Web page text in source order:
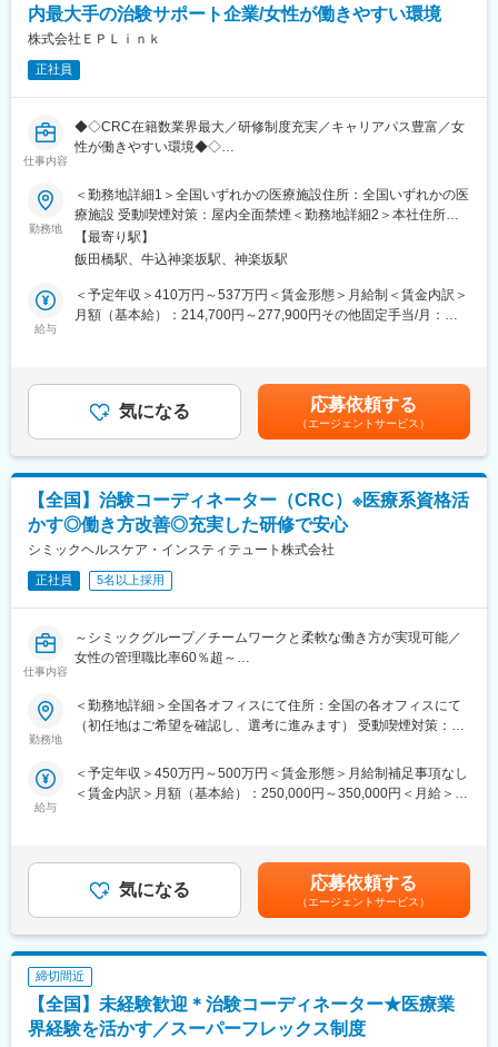
■キャリアステップ：
CRCとして幅広い経験を積むことや、スペシャリストとして特定
の疾患領域の専門的な経験を積んでいくことも可能です。
変更の範囲：会社の定める業務
■スキルアップにも最適（豊富なパイプライン）：
チームで複数の治験を実施していきますので、幅広い疾患領域を
担当することができます。
オンコロジーはもちろん、希少疾患など幅広い領域を受託してお
ります。
今後海外とも連携しながら更なる治験獲得を目指しておりますの
で、将来性・安定感についても安心です。
＜安心の働きやすさ＞
フレックスタイム制も取り入れ、柔軟に働き方をアレンジ可能。
残業時間も月10時間程度、産休育休の取得実績も多数あり、育児
手当もございます。
＜充実のフォロー、研修体制＞
手厚いフォロー体制があります。
＜キャリアステップ＞
CRCとして幅広い経験を積むことや、スペシャリストとして特定
の疾患領域の専門的な経験を積んでいくことも可能です。
また、グループの垣根を超えCRCからSMAやCRAへのキャリアチ
ェンジ、事業の枠をこえ新たなキャリアにチャレンジされている
方もいらっしゃいます。
変更の範囲：会社の定める業務
内最大手の治験サポート企業/女性が働きやすい環境
株式会社ＥＰＬｉｎｋ
正社員
仕事内容
◆◇CRC在籍数業界最大／研修制度充実／キャリアパス豊富／女
性が働きやすい環境◆◇
て就業頂きます！
■担当業務：治験が行われている医療機関で医師の指示のもと医学
的判断や医療行為を伴わない治験業務を支援をします。
・治験に参加する患者（被験者）さんに対する試験内容の補助説
・被験者のスケジュール管理
・症例報告書の作成支援など
■国内最大手の治験サポート企業：イーピーエスグループに属し、
SMO」として第一選択肢に指名されており、業界内での信頼があ
ります。日本の三大疾病の筆頭として治験薬や治療法が開発され
るがん分野においては、治験実施には高度な専門知識が求められ
るため、専門教育をうけたCRCを育成しており、難易度が高い試
験にも対応できるサポート体制を敷いています。
■教育研修制度充実：集合研修、外部研修、OJT はもちろん、がん
や精神疾患など領域別の研修やeラーニングも導入し、充実した体
制を整えています。また認定CRCの資格取得も奨励しており、有
資格者はCRCの半数に達しています。
■フレキシブルに働きやすい環境が整っています
・全国約6,900施設のネットワークを持つため、ご自宅近くや家族
・スーパーフレックス制度があり、ワークライフバランスの実現
を支援しています。／リフレッシュ休暇（8月1日に5日間付与）
では90名。
・経験豊富な社員に相談できる職場の相談窓口あり。
・女性管理職55％（日本平均12％）と女性が長く働きやすい環境
変更の範囲：会社の定める業務
勤務地
＜勤務地詳細1＞全国いずれかの医療施設住所：全国いずれかの医
療施設 受動喫煙対策：屋内全面禁煙＜勤務地詳細2＞本社住所：
東京都新宿区筑土八幡町2-1 勤務地最寄駅：東京メトロ有楽町線
／飯田橋駅受動喫煙対策：屋内全面禁煙変更の範囲：会社の定め
【最寄り駅】
飯田橋駅、牛込神楽坂駅、神楽坂駅
給与
＜予定年収＞410万円～537万円＜賃金形態＞月給制＜賃金内訳＞
月額（基本給）：214,700円～277,900円その他固定手当/月：
CRC手当・休日連絡対応手当■賞与：年2回（6月、12月）／昇
給：年1回（10月）※業績に応じ、決算賞与（秋季賞与）支給の場
合あり（10月）■時間外・休日出勤手当等の割増賃金は別途支給
賃金はあくまでも目安の金額であり、選考を通じて上下する可能
性があります。月給(月額)は固定手当を含めた表記です。
気になる 応募依頼する
（エージェントサービス）
【全国】治験コーディネーター（CRC）※医療系資格活
かす◎働き方改善◎充実した研修で安心
シミックヘルスケア・インスティテュート株式会社
正社員 5名以上採用
仕事内容
～シミックグループ／チームワークと柔軟な働き方が実現可能／
女性の管理職比率60％超～
や私たちのQOLを向上させるべく、新しい治療法を開発する必要
があります。今回はそのための治験を実施する際の患者さんおよ
・治験被験者である患者さんへの内容説明補助、ケア／相談
・治験担当医師の補助
■やりがい：CRCは疾病を抱えた患者さんやそれを治療しようと
奮闘する医師やスタッフなど携わる相手が多いです。現在治療法
がなく苦しんでいる患者さんに対して薬を届けられたり、最前線
で治療にあたる医師やスタッフのサポートを行え、治験が無事に
終了すれば喜びはひとしおです。
■同社の教育体制：同社は同業他社からの転職だけでなく、看護師
など未経験で転職してくる方も多いです。そのため教育体制が充
実しています。入社は原則偶数月と決まっており、同期入社者と
ともに2週間弱本社にて集合研修を行います。会社のことや業務を
勤務地
＜勤務地詳細＞全国各オフィスにて住所：全国の各オフィスにて
（初任地はご希望を確認し、選考に進みます） 受動喫煙対策：そ
業所
給与
＜予定年収＞450万円～500万円＜賃金形態＞月給制補足事項なし
＜賃金内訳＞月額（基本給）：250,000円～350,000円＜月給＞
気になる 応募依頼する
（エージェントサービス）
締切間近
【全国】未経験歓迎＊治験コーディネーター★医療業
界経験を活かす／スーパーフレックス制度